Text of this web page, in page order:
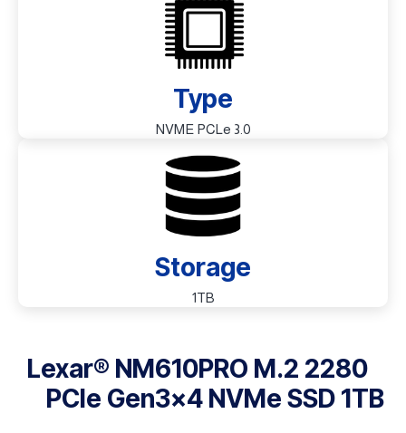
Type
NVME PCLe 3.0
Storage
1TB
Lexar® NM610PRO M.2 2280
PCIe Gen3x4 NVMe SSD 1TB